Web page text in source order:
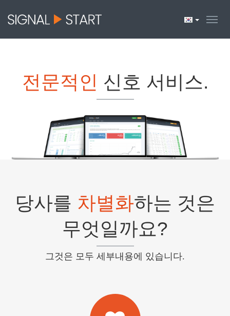
전문적인 신호 서비스.
당사를 차별화하는 것은
무엇일까요?
그것은 모두 세부내용에 있습니다.